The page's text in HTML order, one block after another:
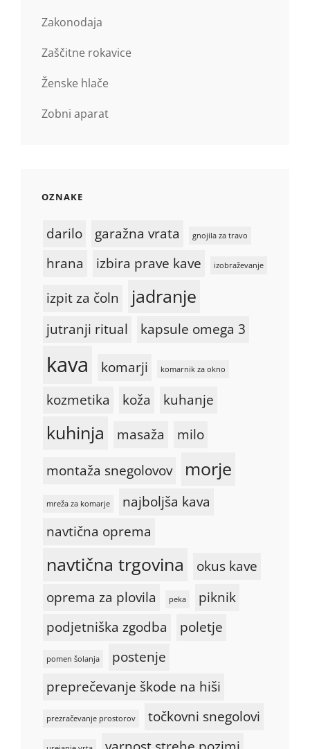
Zakonodaja
Zaščitne rokavice
Ženske hlače
Zobni aparat
OZNAKE
darilo garažna vrata gnojila za travo
hrana izbira prave kave izobraževanje
izpit za čoln jadranje
jutranji ritual kapsule omega 3
kava komarji komarnik za okno
kozmetika koža kuhanje
kuhinja masaža
milo
montaža snegolovov
morje
mreža za komarje
najboljša kava
navtična oprema
navtična trgovina
okus kave
oprema za plovila
peka
piknik
podjetniška zgodba
poletje
pomen šolanja
postenje
preprečevanje škode na hiši
prezračevanje prostorov točkovni snegolovi